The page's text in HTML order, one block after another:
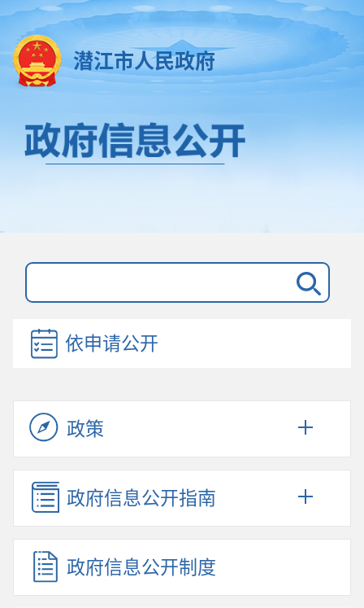
潜江市人民政府
依申请公开
政策
政府信息公开指南
政府信息公开制度